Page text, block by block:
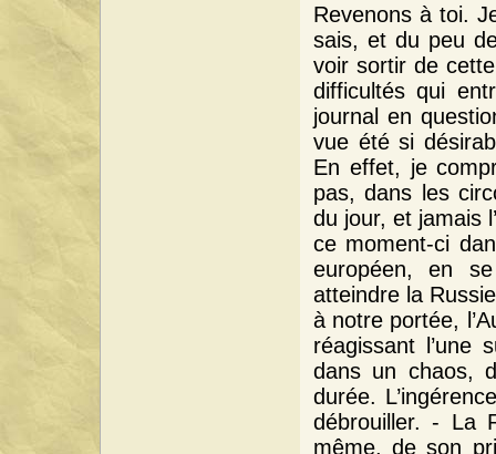
Revenons à toi.
sais, et du peu
voir sortir de
difficultés qui
journal en
vue été si
En effet, je
pas, dans les
du jour, et jamais
ce moment-ci
européen, en
atteindre la
à notre portée,
réagissant l’une
dans un chaos,
durée.
débrouiller. - La
même, de son